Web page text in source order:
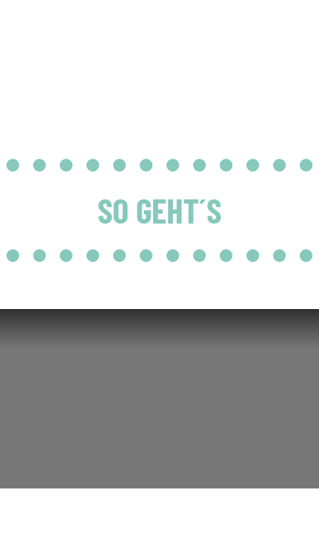
SO GEHT´S